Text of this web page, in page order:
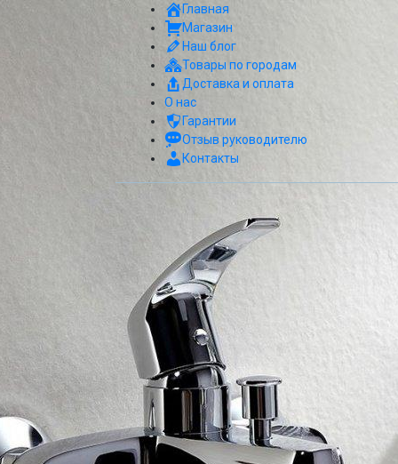
Главная
Магазин
Наш блог
Товары по городам
Доставка и оплата
О нас
Гарантии
Отзыв руководителю
Контакты